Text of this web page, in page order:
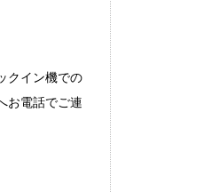
クイン機での
お電話でご連